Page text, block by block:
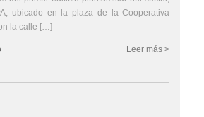
ubicado en la plaza de la Cooperativa
la calle […]
Leer más >